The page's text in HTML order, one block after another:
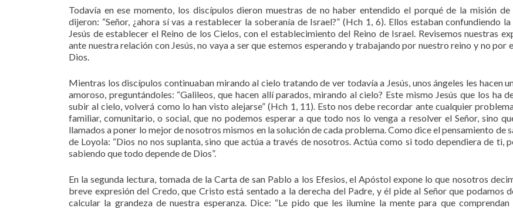
Todavía en ese momento, los discípulos dieron muestras de no haber entendido el porqué de la misión de
dijeron: “Señor, ¿ahora sí vas a restablecer la soberanía de Israel?” (Hch 1, 6). Ellos estaban confundiendo
Jesús de establecer el Reino de los Cielos, con el establecimiento del Reino de Israel. Revisemos nuestras
ante nuestra relación con Jesús, no vaya a ser que estemos esperando y trabajando por nuestro reino y no por
Dios.
Mientras los discípulos continuaban mirando al cielo tratando de ver todavía a Jesús, unos ángeles les hacen
amoroso, preguntándoles: “Galileos, que hacen allí parados, mirando al cielo? Este mismo Jesús que los ha
subir al cielo, volverá como lo han visto alejarse” (Hch 1, 11). Esto nos debe recordar ante cualquier
familiar, comunitario, o social, que no podemos esperar a que todo nos lo venga a resolver el Señor, sino
llamados a poner lo mejor de nosotros mismos en la solución de cada problema. Como dice el pensamiento de
de Loyola: “Dios no nos suplanta, sino que actúa a través de nosotros. Actúa como si todo dependiera de ti,
sabiendo que todo depende de Dios”.
En la segunda lectura, tomada de la Carta de san Pablo a los Efesios, el Apóstol expone lo que nosotros
breve expresión del Credo, que Cristo está sentado a la derecha del Padre, y él pide al Señor que podamos
calcular la grandeza de nuestra esperanza. Dice: “Le pido que les ilumine la mente para que